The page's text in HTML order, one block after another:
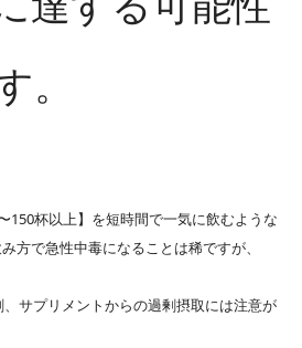
。
150杯以上】を短時間で一気に飲むような
方で急性中毒になることは稀ですが、
サプリメントからの過剰摂取には注意が